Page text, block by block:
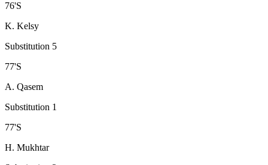
76'S
K. Kelsy
Substitution 5
77'S
A. Qasem
Substitution 1
77'S
H. Mukhtar